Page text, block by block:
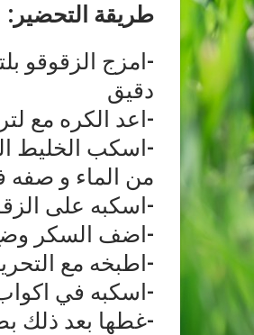
طريقة التحضير:
-امزج الزقوقو
دقيق
-اعد الكره مع
-اسكب الخليط
من الماء و صفه
-اسكبه على
-اضف السكر
-اطبخه مع
-اسكبه في
-غطها بعد ذلك